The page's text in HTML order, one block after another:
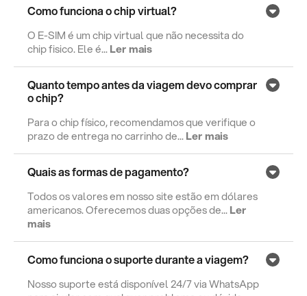
Como funciona o chip virtual?
O E-SIM é um chip virtual que não necessita do
chip fisico. Ele é...Ler mais
Quanto tempo antes da viagem devo comprar
o chip?
Para o chip físico, recomendamos que verifique o
prazo de entrega no carrinho de...Ler mais
Quais as formas de pagamento?
Todos os valores em nosso site estão em dólares
americanos. Oferecemos duas opções de...Ler
mais
Como funciona o suporte durante a viagem?
Nosso suporte está disponível 24/7 via WhatsApp